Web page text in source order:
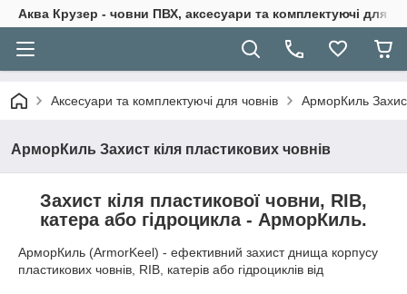
Аква Крузер - човни ПВХ, аксесуари та комплектуючі для
Аксесуари та комплектуючі для човнів АрморКиль
АрморКиль Захист кіля пластикових човнів
Захист кіля пластикової човни, RIB,
катера або гідроцикла - АрморКиль.
АрморКиль (ArmorKeel) - ефективний захист днища корпусу
пластикових човнів, RIB, катерів або гідроциклів від